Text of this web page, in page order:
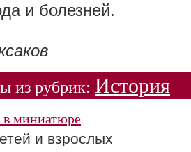
и болезней.
из рубрик: История
в миниатюре
и взрослых